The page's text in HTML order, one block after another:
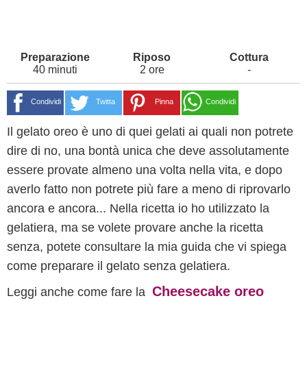
40 minuti 2 ore -
Condividi Twitta Pinna Condividi
Il gelato oreo è uno di quei gelati ai quali non potrete
dire di no, una bontà unica che deve assolutamente
essere provate almeno una volta nella vita, e dopo
averlo fatto non potrete più fare a meno di riprovarlo
ancora e ancora... Nella ricetta io ho utilizzato la
gelatiera, ma se volete provare anche la ricetta
senza, potete consultare la mia guida che vi spiega
come preparare il gelato senza gelatiera.
Leggi anche come fare la Cheesecake oreo